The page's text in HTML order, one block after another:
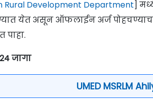
Rural Development Department]
येत असून ऑफलाईन अर्ज
पाहा.
जागा
UMED MSRLM